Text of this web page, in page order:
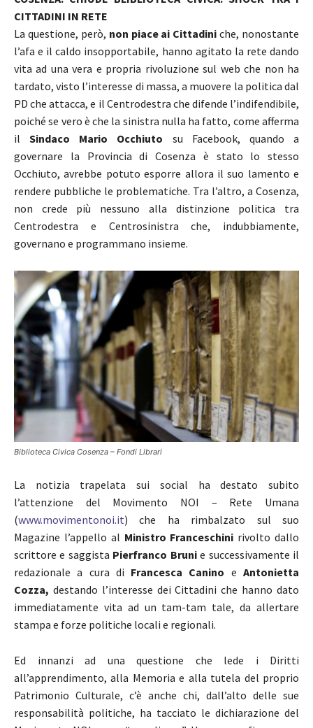
CITTADINI IN RETE
La questione, però, non piace ai Cittadini che, nonostante
l’afa e il caldo insopportabile, hanno agitato la rete dando
vita ad una vera e propria rivoluzione sul web che non ha
tardato, visto l’interesse di massa, a muovere la politica dal
PD che attacca, e il Centrodestra che difende l’indifendibile,
poiché se vero è che la sinistra nulla ha fatto, come afferma
ilSindaco Mario Occhiuto su Facebook, quando a
governare la Provincia di Cosenza è stato lo stesso
Occhiuto, avrebbe potuto esporre allora il suo lamento e
rendere pubbliche le problematiche. Tra l’altro, a Cosenza,
non crede più nessuno alla distinzione politica tra
Centrodestra e Centrosinistra che, indubbiamente,
governano e programmano insieme.
Biblioteca Civica Cosenza – Fondi Librari
La notizia trapelata sui social ha destato subito
l’attenzione del Movimento NOI – Rete Umana
(www.movimentonoi.it) che ha rimbalzato sul suo
Magazine l’appello al Ministro Franceschini rivolto dallo
scrittore e saggista Pierfranco Brunie successivamente il
redazionale a cura di Francesca Canino e Antonietta
Cozza, destando l’interesse dei Cittadini che hanno dato
immediatamente vita ad un tam-tam tale, da allertare
stampa e forze politiche locali e regionali.
Ed innanzi ad una questione che lede i Diritti
all’apprendimento, alla Memoria e alla tutela del proprio
Patrimonio Culturale, c’è anche chi, dall’alto delle sue
responsabilità politiche, ha tacciato le dichiarazione del